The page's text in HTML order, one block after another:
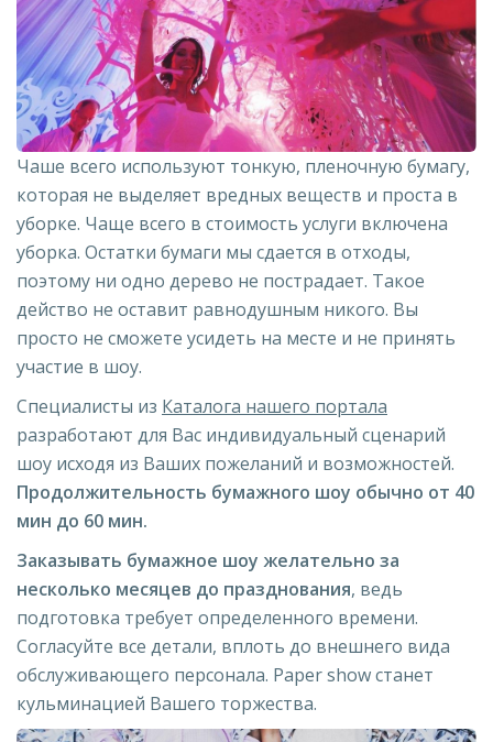
Чаше всего используют тонкую, пленочную бумагу,
которая не выделяет вредных веществ и проста в
уборке. Чаще всего в стоимость услуги включена
уборка. Остатки бумаги мы сдается в отходы,
поэтому ни одно дерево не пострадает. Такое
действо не оставит равнодушным никого. Вы
просто не сможете усидеть на месте и не принять
участие в шоу.
Специалисты из Каталога нашего портала
разработают для Вас индивидуальный сценарий
шоу исходя из Ваших пожеланий и возможностей.
Продолжительность бумажного шоу обычно от 40
мин до 60 мин.
Заказывать бумажное шоу желательно за
несколько месяцев до празднования, ведь
подготовка требует определенного времени.
Согласуйте все детали, вплоть до внешнего вида
обслуживающего персонала. Paper show станет
кульминацией Вашего торжества.